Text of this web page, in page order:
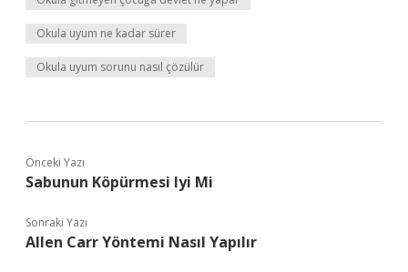
Okula uyum ne kadar sürer
Okula uyum sorunu nasıl çözülür
Önceki Yazı
Sabunun Köpürmesi Iyi Mi
Sonraki Yazı
Allen Carr Yöntemi Nasıl Yapılır